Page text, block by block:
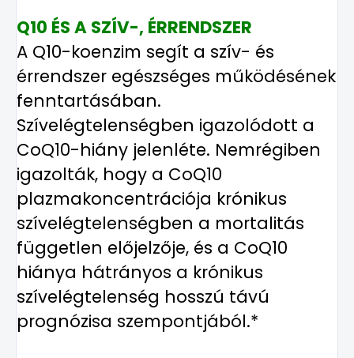
Q10 ÉS A SZÍV-, ÉRRENDSZER
A Q10-koenzim segít a szív- és
érrendszer egészséges működésének
fenntartásában.
Szívelégtelenségben igazolódott a
CoQ10-hiány jelenléte. Nemrégiben
igazolták, hogy a CoQ10
plazmakoncentrációja krónikus
szívelégtelenségben a mortalitás
független előjelzője, és a CoQ10
hiánya hátrányos a krónikus
szívelégtelenség hosszú távú
prognózisa szempontjából.*